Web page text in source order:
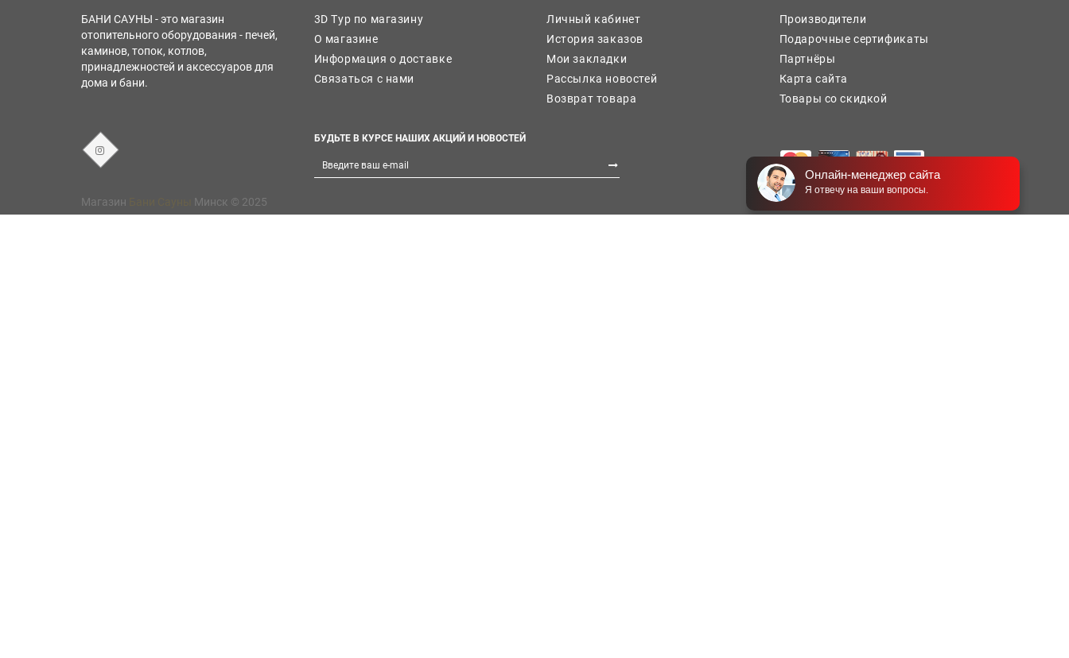
БАНИ САУНЫ - это магазин
отопительного оборудования - печей,
каминов, топок, котлов,
принадлежностей и аксессуаров для
дома и бани.
3D Тур по магазину
О магазине
Информация о доставке
Связаться с нами
Личный кабинет
История заказов
Мои закладки
Рассылка новостей
Возврат товара
Производители
Подарочные сертификаты
Партнёры
Карта сайта
Товары со скидкой
БУДЬТЕ В КУРСЕ НАШИХ АКЦИЙ И НОВОСТЕЙ
Магазин Минск © 2025
Онлайн-менеджер сайта
Я отвечу на ваши вопросы.